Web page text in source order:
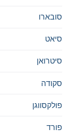
סובארו
סיאט
סיטרואן
סקודה
פולקסווגן
פורד